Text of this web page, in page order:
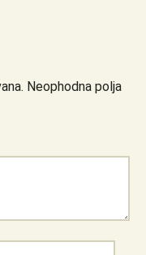
Neophodna polja